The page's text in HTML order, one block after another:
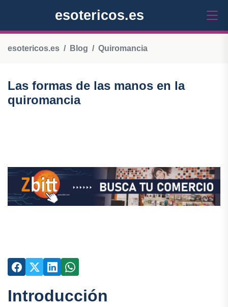
esotericos.es
esotericos.es Blog Quiromancia
Las formas de las manos en la
quiromancia
Introducción